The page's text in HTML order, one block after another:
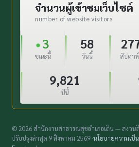
จำนวนผู้เข้าชมเว็บไซต์
number of website visitors
3
ขณะนี้
58
วันนี้ สัปดา
9,821
ปีนี้
© 2026 สำนักงานสาธารณสุขอำเภอเถิน — สงวน
ปรับปรุงล่าสุด 9 สิงหาคม 2569 ·นโยบายความเป็